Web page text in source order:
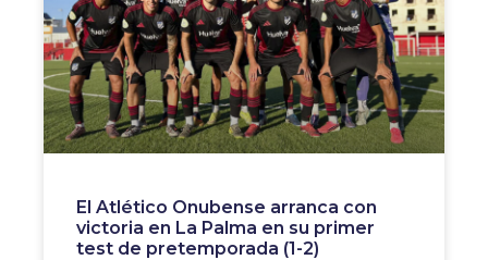
El Atlético Onubense arranca con
victoria en La Palma en su primer
test de pretemporada (1-2)